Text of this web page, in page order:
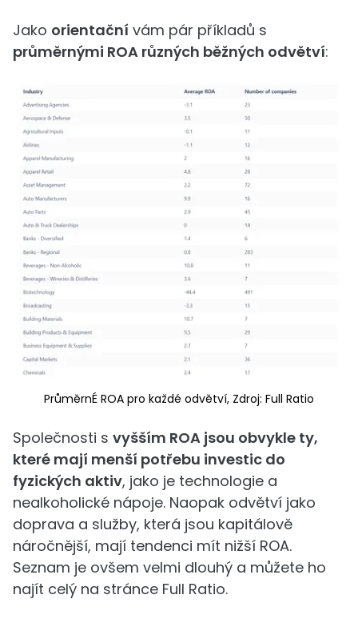
Jako orientační vám pár příkladů s
průměrnými ROA různých běžných odvětví:
PrůměrnÉ ROA pro každé odvětví, Zdroj: Full Ratio
Společnosti s vyšším ROA jsou obvykle ty,
které mají menší potřebu investic do
fyzických aktiv, jako je technologie a
nealkoholické nápoje. Naopak odvětví jako
doprava a služby, která jsou kapitálově
náročnější, mají tendenci mít nižší ROA.
Seznam je ovšem velmi dlouhý a můžete ho
najít celý na stránce Full Ratio.